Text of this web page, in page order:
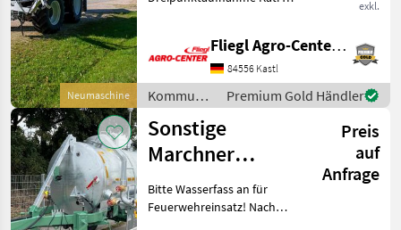
MARKTPLATZ
Marktplatz Händlerangebote Kleinanzeigen
Neumaschine
exkl.
hydraulischen Gießarm für
Traktoren bringen Sie
Wasser, genau dorthin, wo
es
Fliegl Agro-Center GmbH
84556 Kastl
Kommunalgeräte
/ Sonstige
Premium Gold Händler
Sonstige
Marchner
Wasserfass
Preis
auf
Anfrage
Bitte Wasserfass an für
Feuerwehreinsatz! Nach